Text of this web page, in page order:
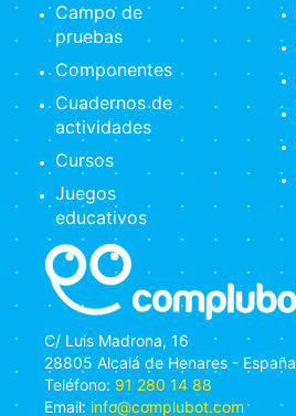
C/ Luis Madrona, 16
28805 Alcalá de Henares - España
Teléfono: 91 280 14 88
Email: info@complubot.com
Campo de
pruebas
Componentes
Cuadernos de
actividades
Cursos
Juegos
educativos